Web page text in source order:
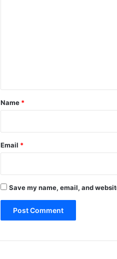
*
Name *
Email *
Save my name, email, and